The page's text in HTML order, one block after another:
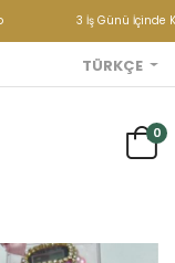
3 İş Günü İçinde
TÜRKÇE
0